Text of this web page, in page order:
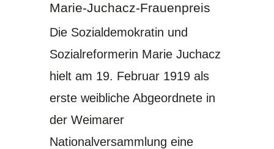
Marie-Juchacz-Frauenpreis
Die Sozialdemokratin und
Sozialreformerin Marie Juchacz
hielt am 19. Februar 1919 als
erste weibliche Abgeordnete in
der Weimarer
Nationalversammlung eine